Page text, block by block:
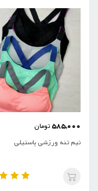
585,000تومان
نیم تنه ورزشی پاستیلی